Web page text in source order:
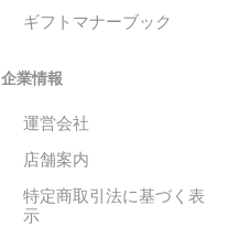
ギフトマナーブック
企業情報
運営会社
店舗案内
特定商取引法に基づく表
示